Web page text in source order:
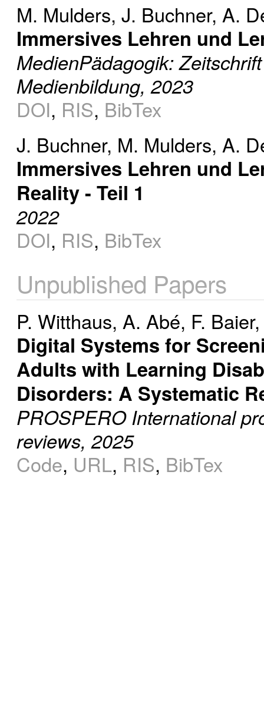
M. Mulders, J. Buchner, A.
Immersives Lehren und
MedienPädagogik:
Medienbildung, 2023
DOI, RIS, BibTex
J. Buchner, M. Mulders, A.
Immersives Lehren und
Reality - Teil 1
2022
DOI, RIS, BibTex
Unpublished Papers
P. Witthaus, A. Abé, F. Baier
Digital Systems for
Adults with Learning
Disorders: A Systematic
PROSPERO International
reviews, 2025
Code, URL, RIS, BibTex